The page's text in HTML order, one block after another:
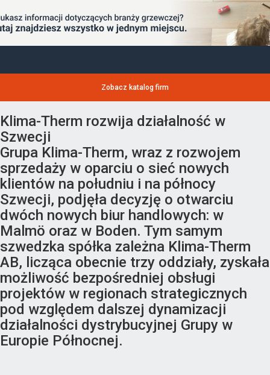
Zobacz katalog firm
Klima-Therm rozwija działalność w
Szwecji
Grupa Klima-Therm, wraz z rozwojem
sprzedaży w oparciu o sieć nowych
klientów na południu i na północy
Szwecji, podjęła decyzję o otwarciu
dwóch nowych biur handlowych: w
Malmö oraz w Boden. Tym samym
szwedzka spółka zależna Klima-Therm
AB, licząca obecnie trzy oddziały, zyskała
możliwość bezpośredniej obsługi
projektów w regionach strategicznych
pod względem dalszej dynamizacji
działalności dystrybucyjnej Grupy w
Europie Północnej.